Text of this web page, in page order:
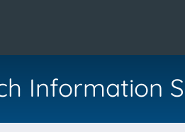
Information